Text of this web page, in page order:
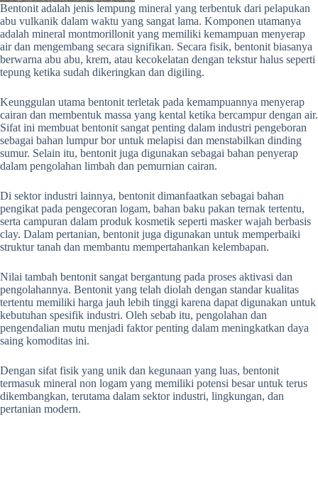
Bentonit adalah jenis lempung mineral yang terbentuk dari pelapukan
abu vulkanik dalam waktu yang sangat lama. Komponen utamanya
adalah mineral montmorillonit yang memiliki kemampuan menyerap
air dan mengembang secara signifikan. Secara fisik, bentonit biasanya
berwarna abu abu, krem, atau kecokelatan dengan tekstur halus seperti
tepung ketika sudah dikeringkan dan digiling.
Keunggulan utama bentonit terletak pada kemampuannya menyerap
cairan dan membentuk massa yang kental ketika bercampur dengan air.
Sifat ini membuat bentonit sangat penting dalam industri pengeboran
sebagai bahan lumpur bor untuk melapisi dan menstabilkan dinding
sumur. Selain itu, bentonit juga digunakan sebagai bahan penyerap
dalam pengolahan limbah dan pemurnian cairan.
Di sektor industri lainnya, bentonit dimanfaatkan sebagai bahan
pengikat pada pengecoran logam, bahan baku pakan ternak tertentu,
serta campuran dalam produk kosmetik seperti masker wajah berbasis
clay. Dalam pertanian, bentonit juga digunakan untuk memperbaiki
struktur tanah dan membantu mempertahankan kelembapan.
Nilai tambah bentonit sangat bergantung pada proses aktivasi dan
pengolahannya. Bentonit yang telah diolah dengan standar kualitas
tertentu memiliki harga jauh lebih tinggi karena dapat digunakan untuk
kebutuhan spesifik industri. Oleh sebab itu, pengolahan dan
pengendalian mutu menjadi faktor penting dalam meningkatkan daya
saing komoditas ini.
Dengan sifat fisik yang unik dan kegunaan yang luas, bentonit
termasuk mineral non logam yang memiliki potensi besar untuk terus
dikembangkan, terutama dalam sektor industri, lingkungan, dan
pertanian modern.